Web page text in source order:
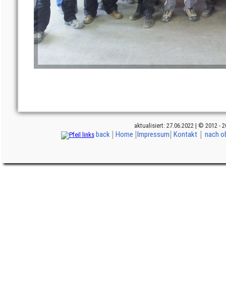
aktualisiert: 27.06.2022 | © 2012 -
back Home Impressum Kontakt nach